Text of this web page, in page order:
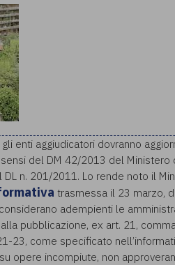
enti aggiudicatori dovranno
del DM 42/2013 del
n. 201/2011. Lo rende noto il
trasmessa il 23 marzo,
adempienti le
pubblicazione, ex art. 21,
23, come specificato
opere incompiute, non